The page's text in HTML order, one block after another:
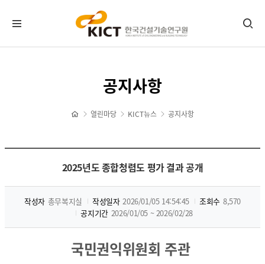
포토뉴스
홍보센터
기관홍보물
정기간행물
뉴스레터 신청/해지
자료실
공지사항
열린마당 KICT뉴스 공지사항
2025년도 종합청렴도 평가 결과 공개
작성자 총무복지실 작성일자 2026/01/05 14:54:45 조회수 8,570
공지기간 2026/01/05 ~ 2026/02/28
국민권익위원회 주관